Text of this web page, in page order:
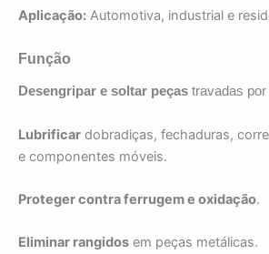
Aplicação: Automotiva, industrial e
Função
Desengripar e soltar peças travadas
Lubrificar dobradiças, fechaduras,
e componentes móveis.
Proteger contra ferrugem e oxidação.
Eliminar rangidos em peças metálicas.